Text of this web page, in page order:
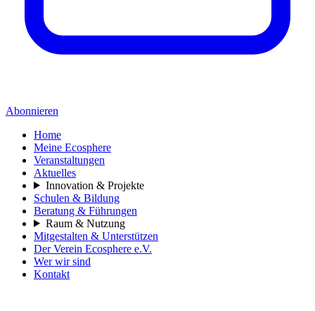
Abonnieren
Home
Meine Ecosphere
Veranstaltungen
Aktuelles
Innovation & Projekte
Schulen & Bildung
Beratung & Führungen
Raum & Nutzung
Mitgestalten & Unterstützen
Der Verein Ecosphere e.V.
Wer wir sind
Kontakt